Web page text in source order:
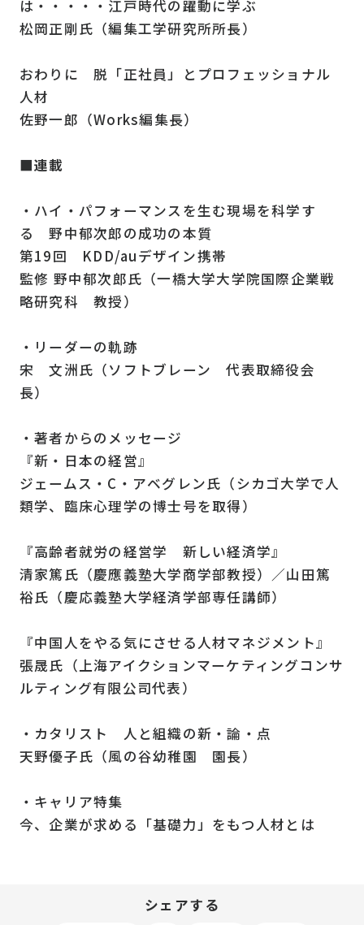
は・・・・・江戸時代の躍動に学ぶ
松岡正剛氏（編集工学研究所所長）
おわりに 脱「正社員」とプロフェッショナル
人材
佐野一郎（Works編集長）
■連載
・ハイ・パフォーマンスを生む現場を科学す
る 野中郁次郎の成功の本質
第19回 KDD/auデザイン携帯
監修 野中郁次郎氏（一橋大学大学院国際企業戦
略研究科 教授）
・リーダーの軌跡
宋 文洲氏（ソフトブレーン 代表取締役会
長）
・著者からのメッセージ
『新・日本の経営』
ジェームス・C・アベグレン氏（シカゴ大学で人
類学、臨床心理学の博士号を取得）
『高齢者就労の経営学 新しい経済学』
清家篤氏（慶應義塾大学商学部教授）／山田篤
裕氏（慶応義塾大学経済学部専任講師）
『中国人をやる気にさせる人材マネジメント』
張晟氏（上海アイクションマーケティングコンサ
ルティング有限公司代表）
・カタリスト 人と組織の新・論・点
天野優子氏（風の谷幼稚園 園長）
・キャリア特集
今、企業が求める「基礎力」をもつ人材とは
シェアする